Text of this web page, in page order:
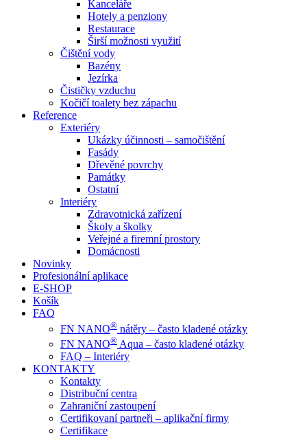
Kanceláře
Hotely a penziony
Restaurace
Širší možnosti využití
Čištění vody
Bazény
Jezírka
Čističky vzduchu
Kočičí toalety bez zápachu
Reference
Exteriéry
Ukázky účinnosti – samočištění
Fasády
Dřevěné povrchy
Památky
Ostatní
Interiéry
Zdravotnická zařízení
Školy a školky
Veřejné a firemní prostory
Domácnosti
Novinky
Profesionální aplikace
E-SHOP
Košík
FAQ
FN NANO® nátěry – často kladené otázky
FN NANO® Aqua – často kladené otázky
FAQ – Interiéry
KONTAKTY
Kontakty
Distribuční centra
Zahraniční zastoupení
Certifikovaní partneři – aplikační firmy
Certifikace